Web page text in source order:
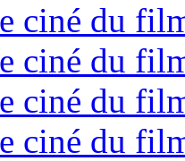
ciné du
ciné du
ciné du
ciné du